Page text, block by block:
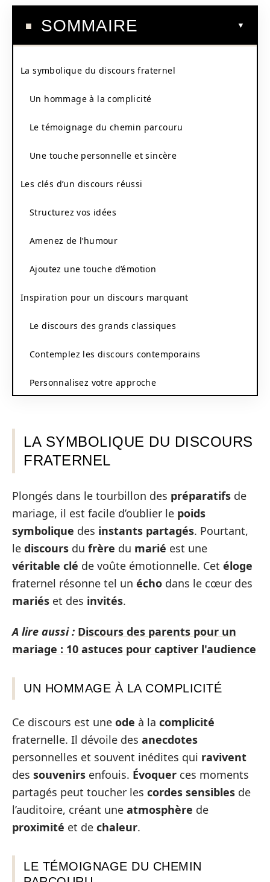
SOMMAIRE
La symbolique du discours fraternel
Un hommage à la complicité
Le témoignage du chemin parcouru
Une touche personnelle et sincère
Les clés d’un discours réussi
Structurez vos idées
Amenez de l’humour
Ajoutez une touche d’émotion
Inspiration pour un discours marquant
Le discours des grands classiques
Contemplez les discours contemporains
Personnalisez votre approche
LA SYMBOLIQUE DU DISCOURS
FRATERNEL
Plongés dans le tourbillon des préparatifs de
mariage, il est facile d’oublier le poids
symbolique des instants partagés. Pourtant,
le discours du frère du marié est une
véritable clé de voûte émotionnelle. Cet éloge
fraternel résonne tel un écho dans le cœur des
mariés et des invités.
A lire aussi : Discours des parents pour un
mariage : 10 astuces pour captiver l'audience
UN HOMMAGE À LA COMPLICITÉ
Ce discours est une ode à la complicité
fraternelle. Il dévoile des anecdotes
personnelles et souvent inédites qui ravivent
des souvenirs enfouis. Évoquer ces moments
partagés peut toucher les cordes sensibles de
l’auditoire, créant une atmosphère de
proximité et de chaleur.
LE TÉMOIGNAGE DU CHEMIN